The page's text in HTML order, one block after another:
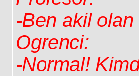
-Ben akil
Ogrenci:
-Normal!